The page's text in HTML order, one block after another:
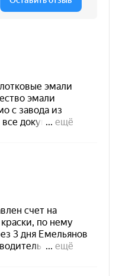
от -30 °C до +40 °C.
валик, краскопульт,
методы.
не требует
— окраска
мкм.